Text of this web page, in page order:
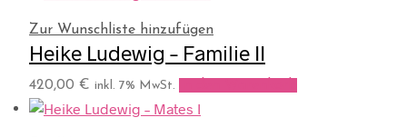
Zur Wunschliste hinzufügen
Heike Ludewig – Familie II
420,00 € inkl. 7% MwSt.